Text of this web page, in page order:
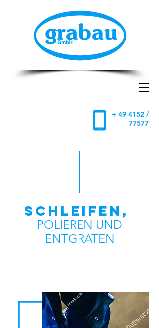
+ 49 4152 /
77577
SCHLEIFEN,
POLIEREN UND
ENTGRATEN